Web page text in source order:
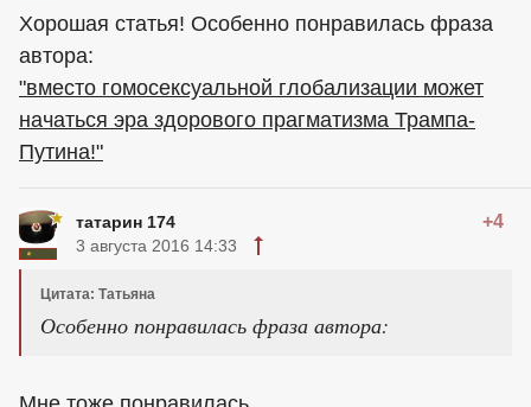
Хорошая статья! Особенно понравилась фраза
автора:
"вместо гомосексуальной глобализации может
начаться эра здорового прагматизма Трампа-
Путина!"
татарин 174 +4
3 августа 2016 14:33
Цитата: Татьяна
Особенно понравилась фраза автора: